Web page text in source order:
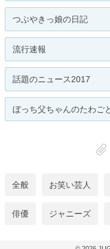
つぶやきっ娘の日記
流行速報
話題のニュース2017
ぼっち父ちゃんのたわご
全般 お笑い芸人
俳優 ジャニーズ